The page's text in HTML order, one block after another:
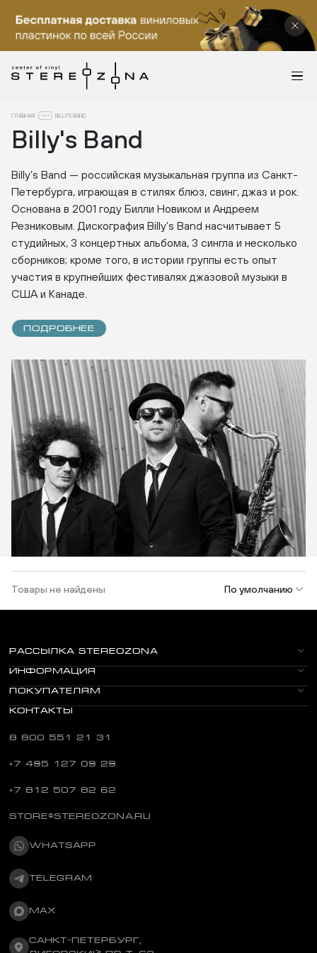
ГЛАВНАЯ BILLY'S BAND
Billy's Band
Billy’s Band — российская музыкальная группа из Санкт-
Петербурга, играющая в стилях блюз, свинг, джаз и рок.
Основана в 2001 году Билли Новиком и Андреем
Резниковым. Дискография Billy’s Band насчитывает 5
студийных, 3 концертных альбома, 3 сингла и несколько
сборников; кроме того, в истории группы есть опыт
участия в крупнейших фестивалях джазовой музыки в
США и Канаде.
ПОДРОБНЕЕ
Товары не найдены По умолчанию
РАССЫЛКА STEREOZONA
ИНФОРМАЦИЯ
ПОКУПАТЕЛЯМ
КОНТАКТЫ
8 800 551 21 31
+7 495 127 09 29
+7 812 507 82 62
STORE@STEREOZONA.RU
WHATSAPP
TELEGRAM
MAX
САНКТ-ПЕТЕРБУРГ,